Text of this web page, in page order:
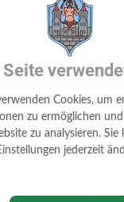
Seite
Cookies, um
zu ermöglichen
zu analysieren. Sie
jederzeit